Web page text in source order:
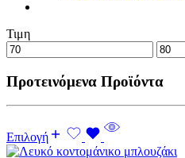
Τιμη
Προτεινόμενα Προϊόντα
Επιλογή